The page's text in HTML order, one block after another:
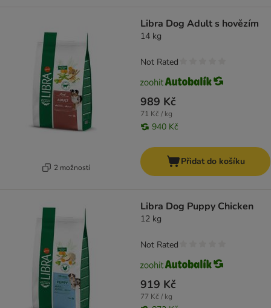
2 možností
Libra Dog Adult s hovězím
14 kg
989 Kč
71 Kč / kg
940 Kč
Not Rated
Přidat do košíku
Libra Dog Puppy Chicken
12 kg
919 Kč
77 Kč / kg
Not Rated